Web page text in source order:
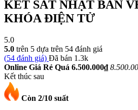
KÉT SẮT NHẬT BẢN
KHÓA ĐIỆN TỬ
5.0
5.0 trên 5 dựa trên 54 đánh giá
(54 đánh giá) Đã bán 1.3k
Online Giá Rẻ Quá 6.500.000₫
Kết thúc sau
Còn 2/10 suất